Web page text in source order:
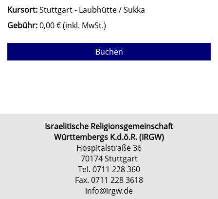
Kursort:Stuttgart - Laubhütte / Sukka
Gebühr:0,00 € (inkl. MwSt.)
Buchen
Israelitische Religionsgemeinschaft
Württembergs K.d.ö.R. (IRGW)
Hospitalstraße 36
70174 Stuttgart
Tel. 0711 228 360
Fax. 0711 228 3618
info@irgw.de